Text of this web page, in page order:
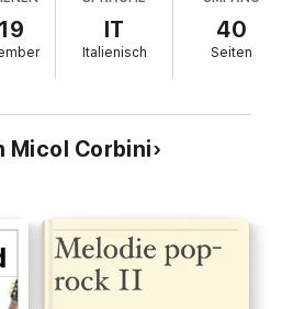
IT
Italienisch
40
Seiten
Micol Corbini